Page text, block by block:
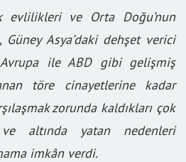
evlilikleri ve Orta Doğu’nun
Güney Asya’daki dehşet verici
Avrupa ile ABD gibi gelişmiş
töre cinayetlerine kadar
zorunda kaldıkları çok
altında yatan nedenleri
imkân verdi.